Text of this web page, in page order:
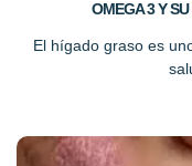
OMEGA 3 Y
El hígado graso es